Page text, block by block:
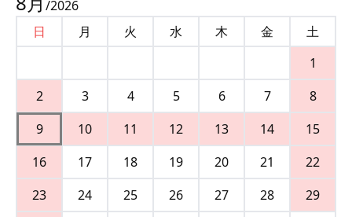
/2026
日
月 火 水 木 金
土
1
2
3 4 5 6 7
8
9
10 11 12 13 14
15
16
17 18 19 20 21
22
23
24 25 26 27 28
29